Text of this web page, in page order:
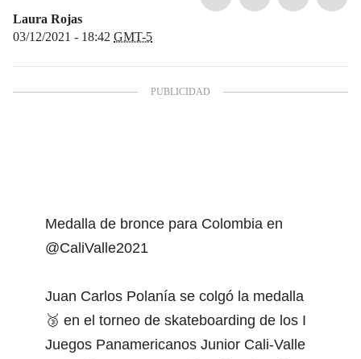
Laura Rojas
03/12/2021 - 18:42 GMT-5
Medalla de bronce para Colombia en
@CaliValle2021
Juan Carlos Polanía se colgó la medalla
🥉 en el torneo de skateboarding de los I
Juegos Panamericanos Junior Cali-Valle